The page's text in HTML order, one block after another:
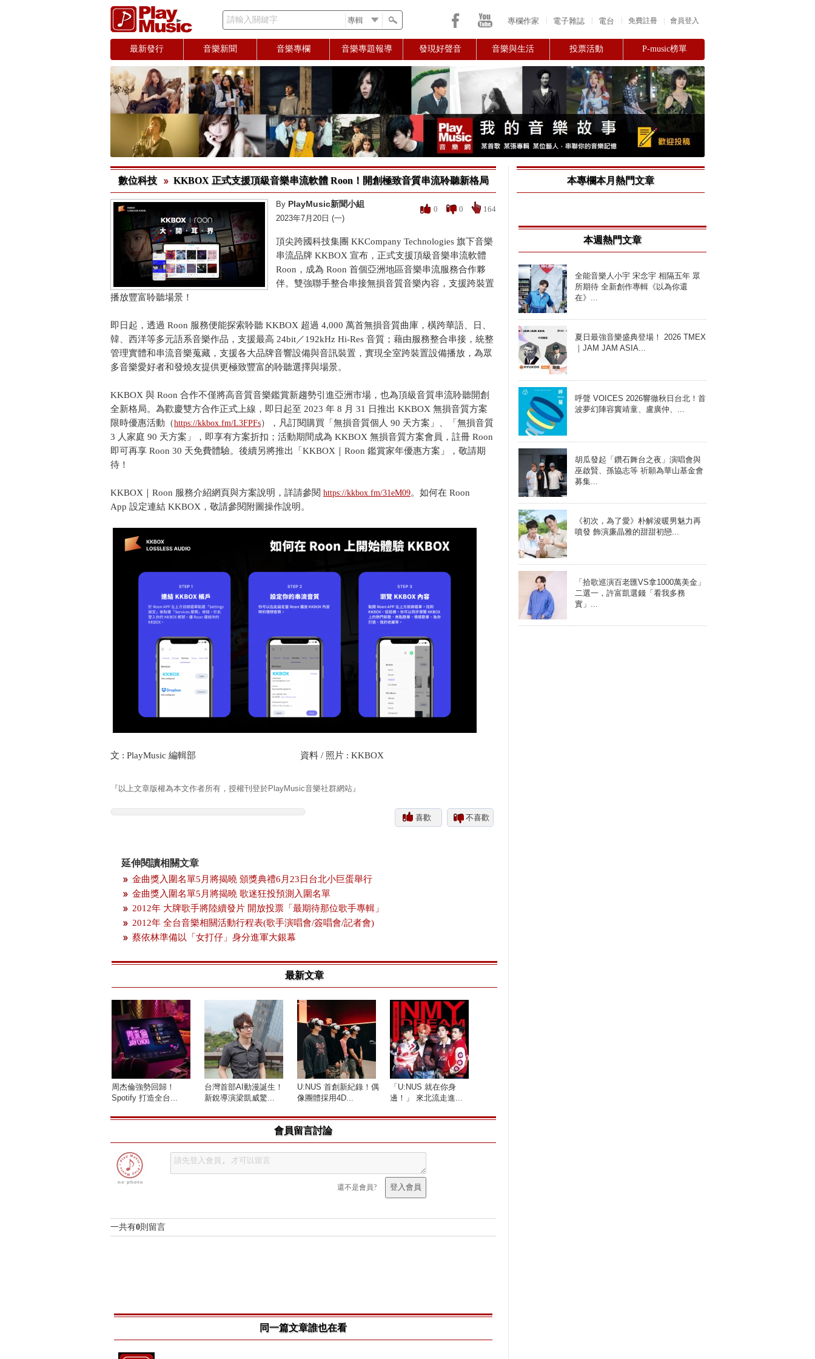
請輸入關鍵字 會員登入
免費註冊
專欄作家 電子雜誌 電台
最新發行 音樂新聞 音樂專欄 音樂專題報導 發現好聲音 音樂與生活 投票活動 P-music榜單
數位科技 KKBOX 正式支援頂級音樂串流軟體 Roon！開創極致音質串流聆聽新格局
0 0 164
By PlayMusic新聞小組
2023年7月20日 (一)
頂尖跨國科技集團 KKCompany Technologies 旗下音樂
串流品牌 KKBOX 宣布，正式支援頂級音樂串流軟體
Roon，成為 Roon 首個亞洲地區音樂串流服務合作夥
伴。雙強聯手整合串接無損音質音樂內容，支援跨裝置
播放豐富聆聽場景！
即日起，透過 Roon 服務便能探索聆聽 KKBOX 超過 4,000 萬首無損音質曲庫，橫跨華語、日、
韓、西洋等多元語系音樂作品，支援最高 24bit／192kHz Hi-Res 音質；藉由服務整合串接，統整
管理實體和串流音樂蒐藏，支援各大品牌音響設備與音訊裝置，實現全室跨裝置設備播放，為眾
多音樂愛好者和發燒友提供更極致豐富的聆聽選擇與場景。
KKBOX 與 Roon 合作不僅將高音質音樂鑑賞新趨勢引進亞洲市場，也為頂級音質串流聆聽開創
全新格局。為歡慶雙方合作正式上線，即日起至 2023 年 8 月 31 日推出 KKBOX 無損音質方案
限時優惠活動（https://kkbox.fm/L3FPFs），凡訂閱購買「無損音質個人 90 天方案」、「無損音質
3 人家庭 90 天方案」，即享有方案折扣；活動期間成為 KKBOX 無損音質方案會員，註冊 Roon
即可再享 Roon 30 天免費體驗。後續另將推出「KKBOX｜Roon 鑑賞家年優惠方案」，敬請期
待！
KKBOX｜Roon 服務介紹網頁與方案說明，詳請參閱 https://kkbox.fm/31eM09。如何在 Roon
App 設定連結 KKBOX，敬請參閱附圖操作說明。
文 : PlayMusic 編輯部 資料 / 照片 : KKBOX
『以上文章版權為本文作者所有，授權刊登於PlayMusic音樂社群網站』
喜歡 不喜歡
延伸閱讀相關文章
金曲獎入圍名單5月將揭曉 頒獎典禮6月23日台北小巨蛋舉行
金曲獎入圍名單5月將揭曉 歌迷狂投預測入圍名單
2012年 大牌歌手將陸續發片 開放投票「最期待那位歌手專輯」
2012年 全台音樂相關活動行程表(歌手演唱會/簽唱會/記者會)
蔡依林準備以「女打仔」身分進軍大銀幕
最新文章
周杰倫強勢回歸！
Spotify 打造全台...
台灣首部AI動漫誕生！
新銳導演梁凱威驚...
U:NUS 首創新紀錄！偶
像團體採用4D...
「U:NUS 就在你身
邊！」 來北流走進...
會員留言討論
還不是會員?
一共有0則留言
同一篇文章誰也在看
本專欄本月熱門文章
本週熱門文章
全能音樂人小宇 宋念宇 相隔五年 眾
所期待 全新創作專輯《以為你還
在》...
夏日最強音樂盛典登場！ 2026 TMEX
｜JAM JAM ASIA...
呼聲 VOICES 2026響徹秋日台北！首
波夢幻陣容竇靖童、盧廣仲、...
胡瓜發起「鑽石舞台之夜」演唱會與
巫啟賢、孫協志等 祈願為華山基金會
募集...
《初次，為了愛》朴解浚暖男魅力再
噴發 飾演廉晶雅的甜甜初戀...
「拾歌巡演百老匯VS拿1000萬美金」
二選一，許富凱選錢「看我多務
實」...